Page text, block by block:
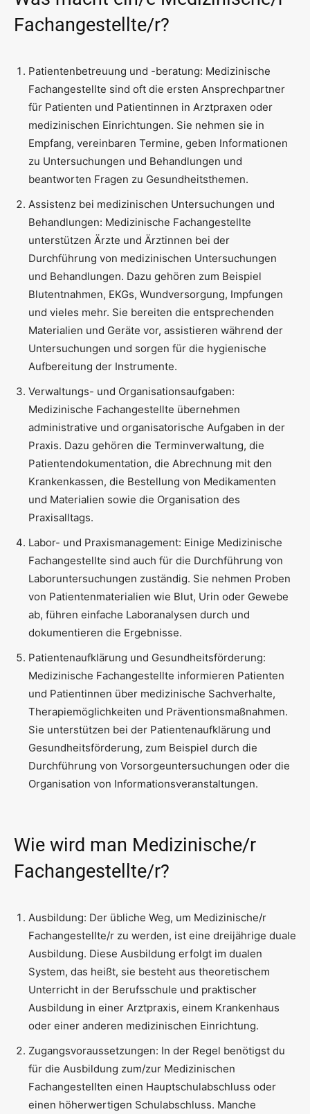
Fachangestellte/r?
Patientenbetreuung und -beratung: Medizinische
Fachangestellte sind oft die ersten Ansprechpartner
für Patienten und Patientinnen in Arztpraxen oder
medizinischen Einrichtungen. Sie nehmen sie in
Empfang, vereinbaren Termine, geben Informationen
zu Untersuchungen und Behandlungen und
beantworten Fragen zu Gesundheitsthemen.
Assistenz bei medizinischen Untersuchungen und
Behandlungen: Medizinische Fachangestellte
unterstützen Ärzte und Ärztinnen bei der
Durchführung von medizinischen Untersuchungen
und Behandlungen. Dazu gehören zum Beispiel
Blutentnahmen, EKGs, Wundversorgung, Impfungen
und vieles mehr. Sie bereiten die entsprechenden
Materialien und Geräte vor, assistieren während der
Untersuchungen und sorgen für die hygienische
Aufbereitung der Instrumente.
Verwaltungs- und Organisationsaufgaben:
Medizinische Fachangestellte übernehmen
administrative und organisatorische Aufgaben in der
Praxis. Dazu gehören die Terminverwaltung, die
Patientendokumentation, die Abrechnung mit den
Krankenkassen, die Bestellung von Medikamenten
und Materialien sowie die Organisation des
Praxisalltags.
Labor- und Praxismanagement: Einige Medizinische
Fachangestellte sind auch für die Durchführung von
Laboruntersuchungen zuständig. Sie nehmen Proben
von Patientenmaterialien wie Blut, Urin oder Gewebe
ab, führen einfache Laboranalysen durch und
dokumentieren die Ergebnisse.
Patientenaufklärung und Gesundheitsförderung:
Medizinische Fachangestellte informieren Patienten
und Patientinnen über medizinische Sachverhalte,
Therapiemöglichkeiten und Präventionsmaßnahmen.
Sie unterstützen bei der Patientenaufklärung und
Gesundheitsförderung, zum Beispiel durch die
Durchführung von Vorsorgeuntersuchungen oder die
Organisation von Informationsveranstaltungen.
Wie wird man Medizinische/r
Fachangestellte/r?
Ausbildung: Der übliche Weg, um Medizinische/r
Fachangestellte/r zu werden, ist eine dreijährige duale
Ausbildung. Diese Ausbildung erfolgt im dualen
System, das heißt, sie besteht aus theoretischem
Unterricht in der Berufsschule und praktischer
Ausbildung in einer Arztpraxis, einem Krankenhaus
oder einer anderen medizinischen Einrichtung.
Zugangsvoraussetzungen: In der Regel benötigst du
für die Ausbildung zum/zur Medizinischen
Fachangestellten einen Hauptschulabschluss oder
einen höherwertigen Schulabschluss. Manche